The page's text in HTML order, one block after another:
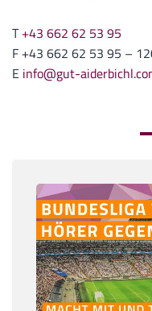
T+43 662 62 53 95
F +43 662 62 53 95 –
E info@gut-